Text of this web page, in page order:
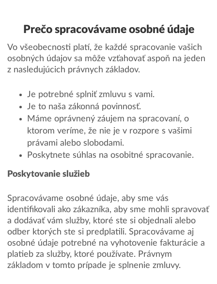
Prečo spracovávame osobné údaje
Vo všeobecnosti platí, že každé spracovanie vašich
osobných údajov sa môže vzťahovať aspoň na jeden
z nasledujúcich právnych základov.
Je potrebné splniť zmluvu s vami.
Je to naša zákonná povinnosť.
Máme oprávnený záujem na spracovaní, o
ktorom veríme, že nie je v rozpore s vašimi
právami alebo slobodami.
Poskytnete súhlas na osobitné spracovanie.
Poskytovanie služieb
Spracovávame osobné údaje, aby sme vás
identifikovali ako zákazníka, aby sme mohli spravovať
a dodávať vám služby, ktoré ste si objednali alebo
odber ktorých ste si predplatili. Spracovávame aj
osobné údaje potrebné na vyhotovenie fakturácie a
platieb za služby, ktoré používate. Právnym
základom v tomto prípade je splnenie zmluvy.